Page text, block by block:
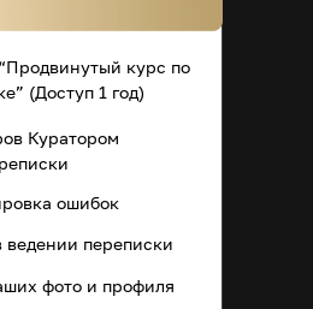
Куратором
ошибок
фото и профиля
курс по
(Доступ 1 год)
переписки